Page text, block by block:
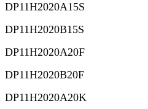
DP11H2020A15S
DP11H2020B15S
DP11H2020A20F
DP11H2020B20F
DP11H2020A20K